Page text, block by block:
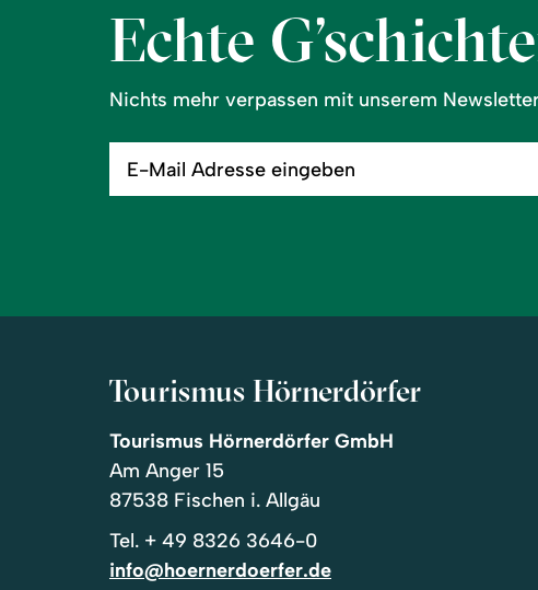
Echte
Nichts mehr verpassen mit unserem
Mail
eingeben
Tourismus Hörnerdörfer
Tourismus Hörnerdörfer GmbH
Am Anger 15
87538 Fischen i. Allgäu
Tel. + 49 8326 3646-0
info@hoernerdoerfer.de